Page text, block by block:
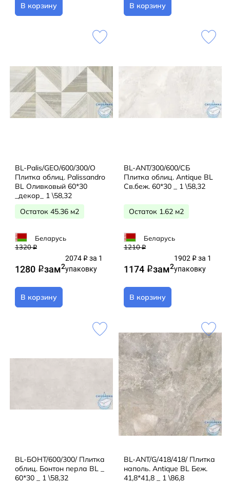
В корзину В корзину
BL-Palis/GEO/600/300/О
Плитка облиц. Palissandro
BL Оливковый 60*30
_декор_ 1 \58,32
Остаток 45.36 м2
Беларусь
1320q
1280 qзам2
2074 q за 1
упаковку
В корзину
BL-ANT/300/600/СБ
Плитка облиц. Antique BL
Св.беж. 60*30 _ 1 \58,32
Остаток 1.62 м2
Беларусь
1210q
1174 qзам2
1902 q за 1
упаковку
В корзину
BL-БОНТ/600/300/ Плитка
облиц. Бонтон перла BL _
60*30 _ 1 \58,32
BL-ANT/G/418/418/ Плитка
наполь. Antique BL Беж.
41,8*41,8 _ 1 \86,8